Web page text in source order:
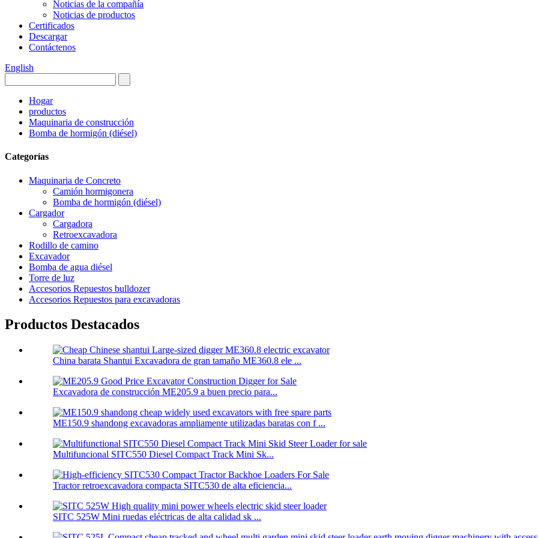
Noticias de la compañía
Noticias de productos
Certificados
Descargar
Contáctenos
English
Hogar
productos
Maquinaria de construcción
Bomba de hormigón (diésel)
Categorías
Maquinaria de Concreto
Camión hormigonera
Bomba de hormigón (diésel)
Cargador
Cargadora
Retroexcavadora
Rodillo de camino
Excavador
Bomba de agua diésel
Torre de luz
Accesorios Repuestos bulldozer
Accesorios Repuestos para excavadoras
Productos Destacados
China barata Shantui Excavadora de gran tamaño ME360.8 ele ...
Excavadora de construcción ME205.9 a buen precio para...
ME150.9 shandong excavadoras ampliamente utilizadas baratas con f ...
Multifuncional SITC550 Diesel Compact Track Mini Sk...
Tractor retroexcavadora compacta SITC530 de alta eficiencia...
SITC 525W Mini ruedas eléctricas de alta calidad sk ...